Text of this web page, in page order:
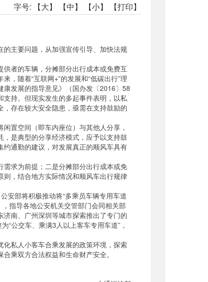
字号: 【大】 【中】 【小】 【打印】
主要问题，从加强宣传引导、加快法规
者的车辆，分摊部分出行成本或免费互
，随着“互联网+”的发展和“低碳出行”理
发展的指导意见》（国办发〔2016〕58
持。但现实发生的多起事件表明，以私
存在较大安全隐患，亟需在支持鼓励的
置空间（即车内座位）与其他人分享，
是典型的分享经济模式，应予以支持鼓
通勤的建议，对发展真正的顺风车具有
求为前提；二是分摊部分出行成本或免
，结合地方实际情况和顺风车出行规律
部将积极推动将“多乘员车辆专用车道
指导各地公安机关交管部门会同相关部
南、广州深圳等城市探索推出了专门的
“公交车、乘满3人以上客车专用车道”，
私人小客车合乘发展的政策环境，探索
乘双方合法权益和生命财产安全。